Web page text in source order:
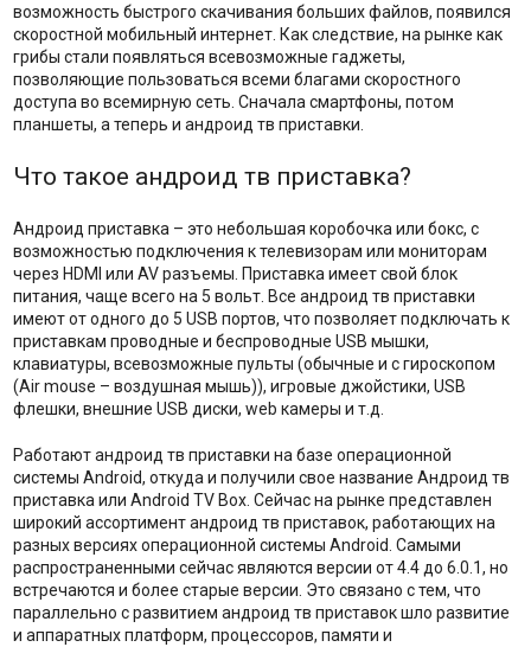
возможность быстрого скачивания больших файлов, появился
скоростной мобильный интернет. Как следствие, на рынке как
грибы стали появляться всевозможные гаджеты,
позволяющие пользоваться всеми благами скоростного
доступа во всемирную сеть. Сначала смартфоны, потом
планшеты, а теперь и андроид тв приставки.
Что такое андроид тв приставка?
Андроид приставка – это небольшая коробочка или бокс, с
возможностью подключения к телевизорам или мониторам
через HDMI или AV разъемы. Приставка имеет свой блок
питания, чаще всего на 5 вольт. Все андроид тв приставки
имеют от одного до 5 USB портов, что позволяет подключать к
приставкам проводные и беспроводные USB мышки,
клавиатуры, всевозможные пульты (обычные и с гироскопом
(Air mouse – воздушная мышь)), игровые джойстики, USB
флешки, внешние USB диски, web камеры и т.д.
Работают андроид тв приставки на базе операционной
системы Android, откуда и получили свое название Андроид тв
приставка или Android TV Box. Сейчас на рынке представлен
широкий ассортимент андроид тв приставок, работающих на
разных версиях операционной системы Android. Самыми
распространенными сейчас являются версии от 4.4 до 6.0.1, но
встречаются и более старые версии. Это связано с тем, что
параллельно с развитием андроид тв приставок шло развитие
и аппаратных платформ, процессоров, памяти и